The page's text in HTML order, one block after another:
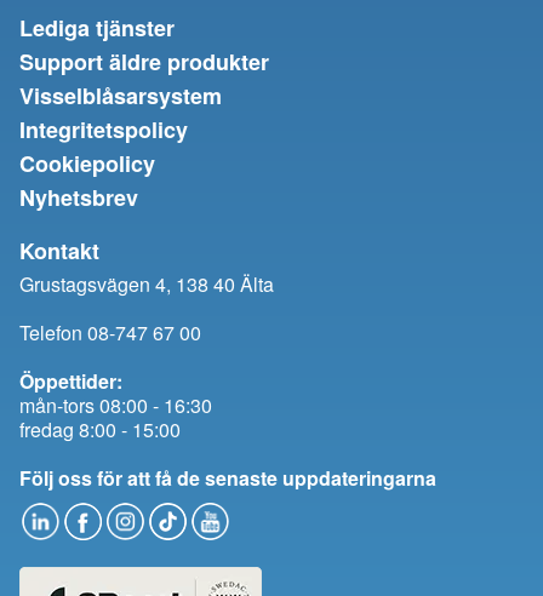
Lediga tjänster
Support äldre produkter
Visselblåsarsystem
Integritetspolicy
Cookiepolicy
Nyhetsbrev
Kontakt
Grustagsvägen 4, 138 40 Älta
Telefon 08-747 67 00
Öppettider:
mån-tors 08:00 - 16:30
fredag 8:00 - 15:00
Följ oss för att få de senaste uppdateringarna